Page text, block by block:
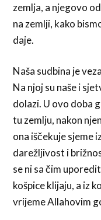
zemlja, a njegovo
na zemlji, kako
daje.
Naša sudbina je
Na njoj su naše i
dolazi. U ovo doba
tu zemlju, nakon
ona iščekuje sjeme
darežljivost i
se ni sa čim
košpice klijaju, a iz
vrijeme Allahovim